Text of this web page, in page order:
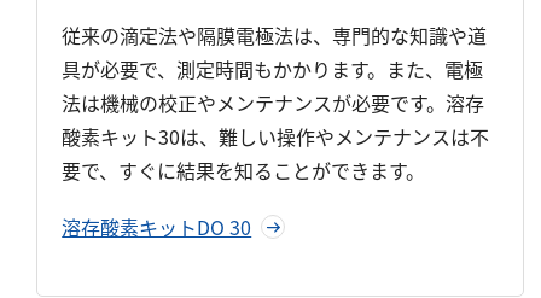
従来の滴定法や隔膜電極法は、専門的な知識や道
具が必要で、測定時間もかかります。また、電極
法は機械の校正やメンテナンスが必要です。溶存
酸素キット30は、難しい操作やメンテナンスは不
要で、すぐに結果を知ることができます。
溶存酸素キットDO 30